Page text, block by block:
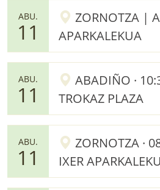
ABU.
11
ZORNOTZA |
APARKALEKUA
ABU.
11
ABADIÑO ·
TROKAZ PLAZA
ABU.
11
ZORNOTZA ·
IXER